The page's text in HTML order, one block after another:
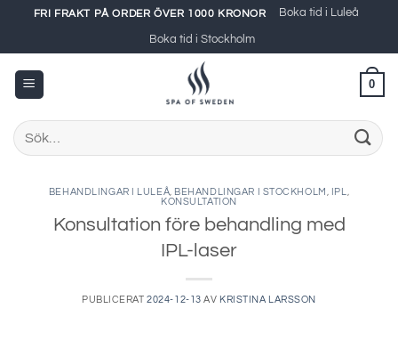
content
FRI FRAKT PÅ ORDER ÖVER 1000 KRONOR Boka tid i Luleå
Boka tid i Stockholm
0
Sök
efter:
BEHANDLINGAR I LULEÅ BEHANDLINGAR I STOCKHOLM IPL
KONSULTATION
Konsultation före behandling med
IPL-laser
PUBLICERAT2024-12-13 AV KRISTINA LARSSON